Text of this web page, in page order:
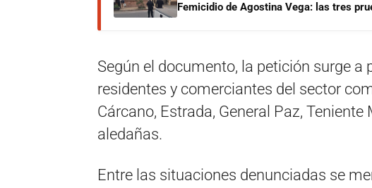
Femicidio de Agostina Vega: las tres
Según el documento, la petición surge
residentes y comerciantes del sector
Cárcano, Estrada, General Paz,
aledañas.
Entre las situaciones denunciadas se